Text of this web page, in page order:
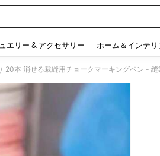
エリー & アクセサリー ホーム＆インテリ
/ 20本 消せる裁縫用チョークマーキングペン -